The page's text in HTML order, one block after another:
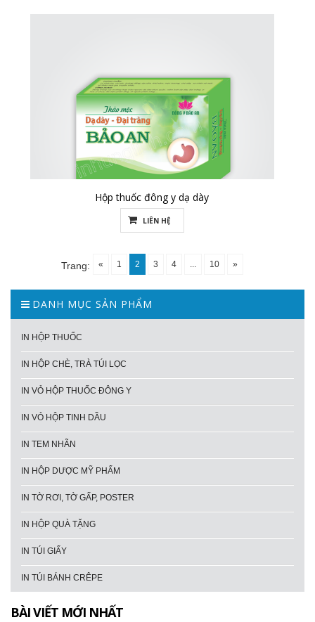
Hộp thuốc đông y dạ dày
LIÊN HỆ
Trang: « 1 2 3 4 ... 10 »
DANH MỤC SẢN PHẨM
IN HỘP THUỐC
IN HỘP CHÈ, TRÀ TÚI LỌC
IN VỎ HỘP THUỐC ĐÔNG Y
IN VỎ HỘP TINH DẦU
IN TEM NHÃN
IN HỘP DƯỢC MỸ PHẨM
IN TỜ RƠI, TỜ GẤP, POSTER
IN HỘP QUÀ TẶNG
IN TÚI GIẤY
IN TÚI BÁNH CRÊPE
BÀI VIẾT MỚI NHẤT